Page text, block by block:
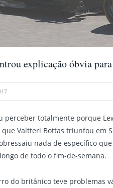
explicação óbvia
perceber totalmente porque
Valtteri Bottas triunfou em
nada de específico
de todo o fim-de-semana.
do britânico teve problemas